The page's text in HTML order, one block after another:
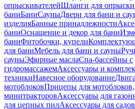
опрыскивателейШланги для
баниБаниСауныДвери для бани и
изделияБанные принадлежности
баниОснащение и декор для бани
баниФитобочки, купели
для баниМебель для бани и сауны
сауныЭфирные маслаСпа-бассейны с
гидромассажемАксессуары и
техникиНавесное оборудование
мотоблоковПрицепы для мотоблоков,
минитракторовАксессуары для
для цепных пилАксессуары для